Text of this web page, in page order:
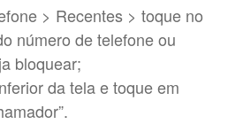
> Recentes > toque no
número de telefone ou
bloquear;
da tela e toque em